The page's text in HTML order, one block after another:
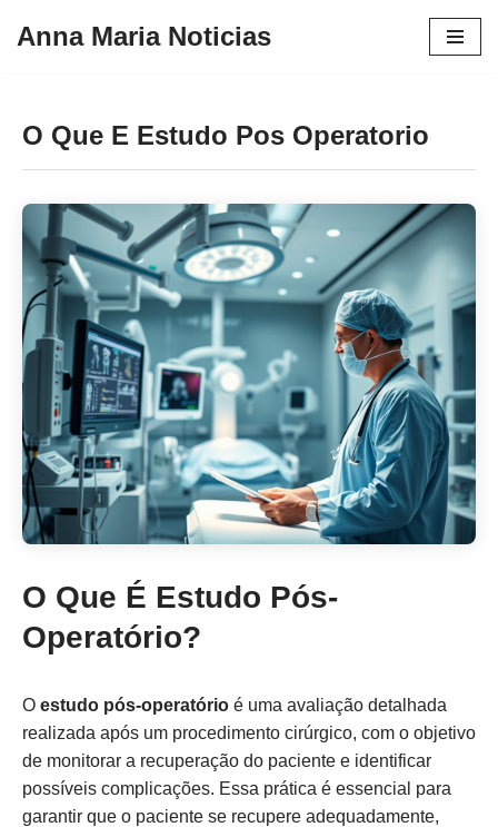
conteúdo
Anna Maria Noticias
O Que E Estudo Pos Operatorio
O Que É Estudo Pós-
Operatório?
O estudo pós-operatório é uma avaliação detalhada
realizada após um procedimento cirúrgico, com o objetivo
de monitorar a recuperação do paciente e identificar
possíveis complicações. Essa prática é essencial para
garantir que o paciente se recupere adequadamente,